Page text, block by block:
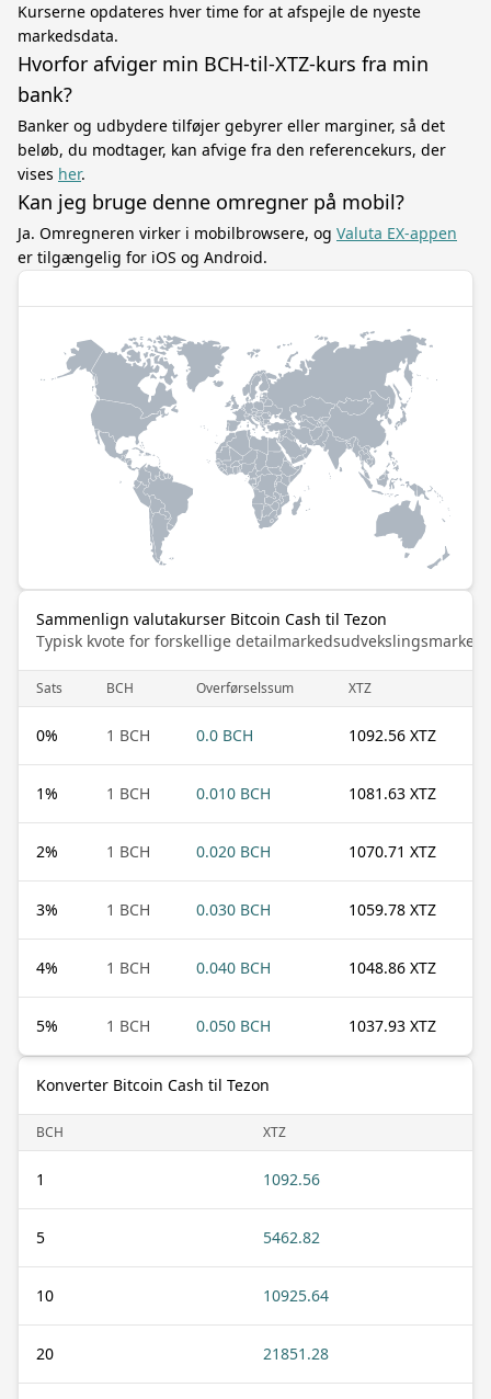
Kurserne opdateres hver time for at afspejle de nyeste
markedsdata.
Hvorfor afviger min BCH-til-XTZ-kurs fra min
bank?
Banker og udbydere tilføjer gebyrer eller marginer, så det
beløb, du modtager, kan afvige fra den referencekurs, der
vises her.
Kan jeg bruge denne omregner på mobil?
Ja. Omregneren virker i mobilbrowsere, og Valuta EX-appen
er tilgængelig for iOS og Android.
Sammenlign valutakurser Bitcoin Cash til Tezon
Typisk kvote for forskellige
Sats BCH Overførselssum XTZ
0% 1 BCH 0.0 BCH 1092.56 XTZ
1% 1 BCH 0.010 BCH 1081.63 XTZ
2% 1 BCH 0.020 BCH 1070.71 XTZ
3% 1 BCH 0.030 BCH 1059.78 XTZ
4% 1 BCH 0.040 BCH 1048.86 XTZ
5% 1 BCH 0.050 BCH 1037.93 XTZ
Konverter Bitcoin Cash til Tezon
BCH XTZ
1 1092.56
5 5462.82
10 10925.64
20 21851.28